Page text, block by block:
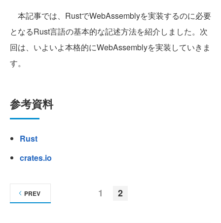
本記事では、RustでWebAssemblyを実装するのに必要
となるRust言語の基本的な記述方法を紹介しました。次
回は、いよいよ本格的にWebAssemblyを実装していきま
す。
参考資料
Rust
crates.io
1 2
PREV